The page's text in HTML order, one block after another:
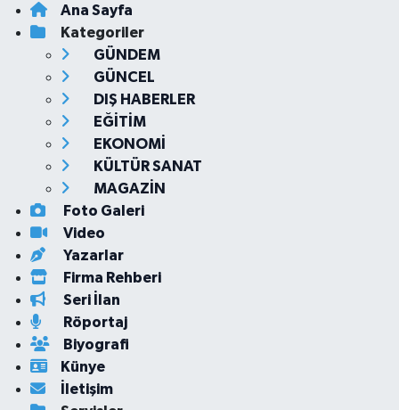
Ana Sayfa
Kategoriler
GÜNDEM
GÜNCEL
DIŞ HABERLER
EĞİTİM
EKONOMİ
KÜLTÜR SANAT
MAGAZİN
Foto Galeri
Video
Yazarlar
Firma Rehberi
Seri İlan
Röportaj
Biyografi
Künye
İletişim